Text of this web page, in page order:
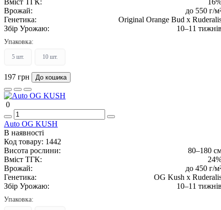
Врожай:
до 550 г/
Генетика:
Original Orange Bud x
Збір Урожаю:
10–11
Упаковка:
5 шт. 10 шт.
197 грн До кошика
0
Auto OG KUSH
В наявності
Код товару: 1442
Висота рослини:
80–180
Вміст ТГК:
Врожай:
до 450 г/
Генетика:
OG Kush x
Збір Урожаю:
10–11
Упаковка: